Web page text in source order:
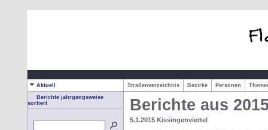
Aktuell Straßenverzeichnis Bezirke Personen
Berichte jahrgangsweise
sortiert
Berichte aus
5.1.2015 Kissingenviertel